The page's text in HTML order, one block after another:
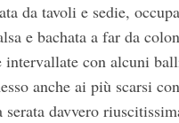
da tavoli e sedie,
e bachata a far da
intervallate con alcuni
anche ai più scarsi
davvero